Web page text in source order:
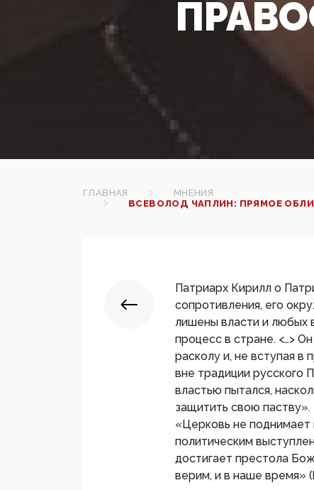
ГЛАВНАЯ
МНЕНИЯ
ВСЕВОЛОД ЧАПЛИН: ПРЯМОЕ
Патриарх Кирилл о
сопротивления, его
лишены власти и любых
процесс в стране. <…>
расколу и, не вступая в
вне традиции русского
властью пытался,
защитить свою
«Церковь не поднимает
политическим
достигает престола
верим, и в наше